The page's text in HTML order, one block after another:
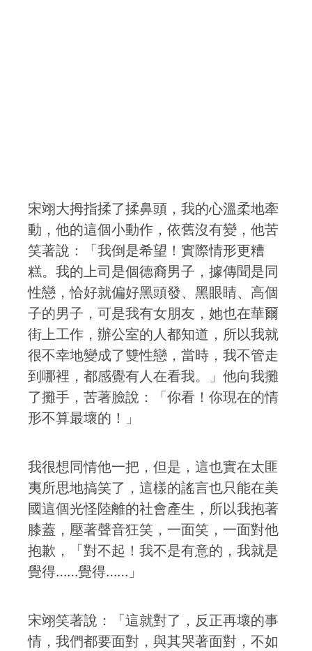
宋翊大拇指揉了揉鼻頭，我的心溫柔地牽
動，他的這個小動作，依舊沒有變，他苦
笑著說：「我倒是希望！實際情形更糟
糕。我的上司是個德裔男子，據傳聞是同
性戀，恰好就偏好黑頭發、黑眼睛、高個
子的男子，可是我有女朋友，她也在華爾
街上工作，辦公室的人都知道，所以我就
很不幸地變成了雙性戀，當時，我不管走
到哪裡，都感覺有人在看我。」他向我攤
了攤手，苦著臉說：「你看！你現在的情
形不算最壞的！」
我很想同情他一把，但是，這也實在太匪
夷所思地搞笑了，這樣的謠言也只能在美
國這個光怪陸離的社會產生，所以我抱著
膝蓋，壓著聲音狂笑，一面笑，一面對他
抱歉，「對不起！我不是有意的，我就是
覺得……覺得……」
宋翊笑著說：「這就對了，反正再壞的事
情，我們都要面對，與其哭著面對，不如